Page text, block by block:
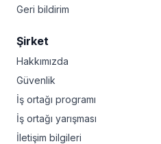
Geri bildirim
Şirket
Hakkımızda
Güvenlik
İş ortağı programı
İş ortağı yarışması
İletişim bilgileri